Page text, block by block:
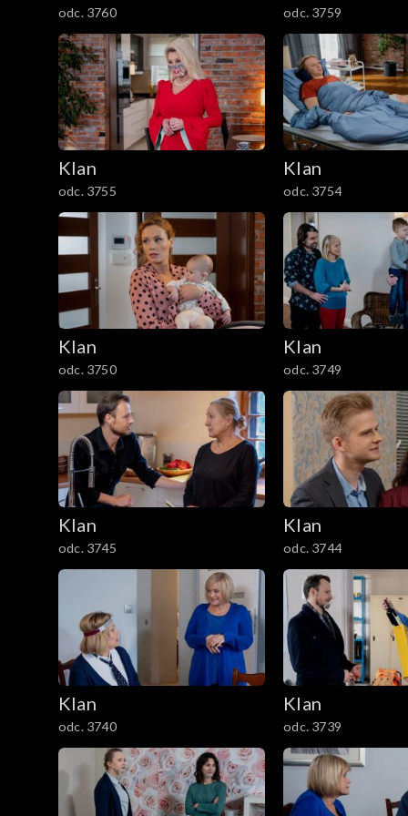
1101–1200
1001–1100
901–1000
801–900
701–800
601–700
501–600
401–500
301–400
201–300
101–200
1–100
odc. 3760 odc. 3759
Klan
odc. 3755
Klan
odc. 3754
Klan
odc. 3750
Klan
odc. 3749
Klan
odc. 3745
Klan
odc. 3744
Klan
odc. 3740
Klan
odc. 3739